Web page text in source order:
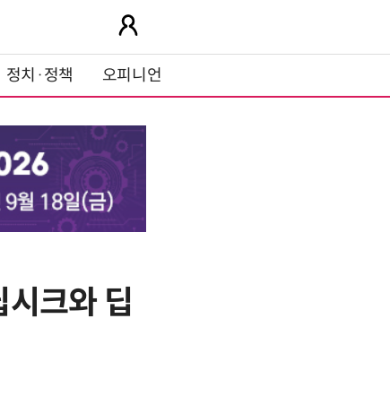
정치·정책 오피니언
크와 딥